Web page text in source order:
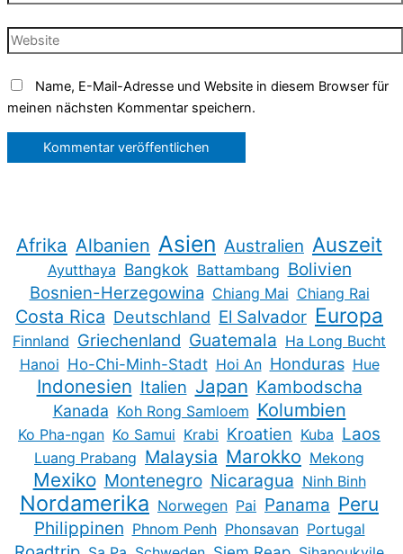
Mail-
Adresse*
Website
Name, E-Mail-Adresse und Website in diesem Browser für
meinen nächsten Kommentar speichern.
Afrika Albanien Asien Australien Auszeit
Ayutthaya Bangkok Battambang Bolivien
Bosnien-Herzegowina Chiang Mai Chiang Rai
Costa Rica Deutschland El Salvador Europa
Finnland Griechenland Guatemala Ha Long Bucht
Hanoi Ho-Chi-Minh-Stadt Hoi An Honduras Hue
Indonesien Italien Japan Kambodscha
Kanada Koh Rong Samloem Kolumbien
Ko Pha-ngan Ko Samui Krabi Kroatien Kuba Laos
Luang Prabang Malaysia Marokko Mekong
Mexiko Montenegro Nicaragua Ninh Binh
Nordamerika Norwegen Pai Panama Peru
Philippinen Phnom Penh Phonsavan Portugal